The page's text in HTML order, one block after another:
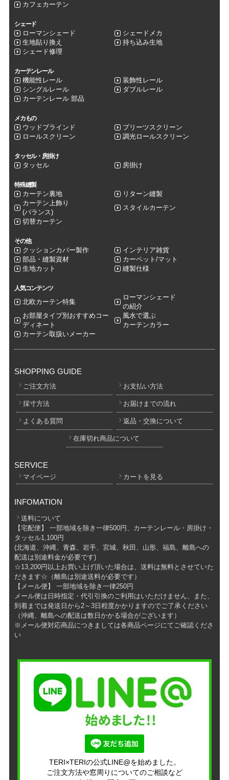
カフェカーテン
シェード
ローマンシェード
シェードメカ
生地貼り換え
持ち込み生地
シェード修理
カーテンレール
機能性レール
装飾性レール
シングルレール
ダブルレール
カーテンレール 部品
メカもの
ウッドブラインド
プリーツスクリーン
ロールスクリーン
調光ロールスクリーン
タッセル・房掛け
タッセル 房掛け
特殊縫製
カーテン裏地
リターン縫製
カーテン上飾り
(バランス)
スタイルカーテン
切替カーテン
その他
クッションカバー製作
インテリア雑貨
部品・縫製資材
カーペット/マット
生地カット
縫製仕様
人気コンテンツ
北欧カーテン特集
ローマンシェード
の紹介
お部屋タイプ別おすすめコー
ディネート
風水で選ぶ
カーテンカラー
カーテン取扱いメーカー
SHOPPING GUIDE
ご注文方法 お支払い方法
採寸方法 お届けまでの流れ
よくある質問 返品・交換について
在庫切れ商品について
SERVICE
マイページ カートを見る
INFOMATION
送料について
【宅配便】 一部地域を除き一律500円、カーテンレール・房掛け・
タッセル1,100円
(北海道、沖縄、青森、岩手、宮城、秋田、山形、福島、離島への
配送は別途料金が必要です)
☆13,200円以上お買い上げ頂いた場合は、送料は無料とさせていた
だきます☆（離島は別途送料が必要です）
【メール便】 一部地域を除き一律250円
メール便は日時指定・代引引換のご利用はいただけません、また、
到着までは発送日から2～3日程度かかりますのでご了承ください
（沖縄、離島への配送は数日かかる場合がございます）
※メール便対応商品につきましては各商品ページにてご確認くださ
い
TERI×TERIの公式LINE@を始めました。
ご注文方法や窓周りについてのご相談など